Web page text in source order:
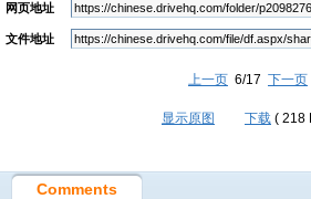
网页地址
文件地址
上一页 6/17 下一页
显示原图 下载 ( 218
Comments